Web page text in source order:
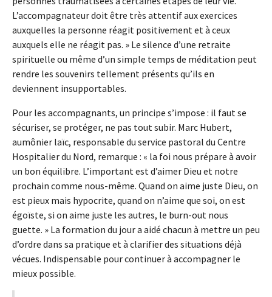
L’accompagnateur doit être très attentif aux exercices
auxquelles la personne réagit positivement et à ceux
auxquels elle ne réagit pas. » Le silence d’une retraite
spirituelle ou même d’un simple temps de méditation peut
rendre les souvenirs tellement présents qu’ils en
deviennent insupportables.
Pour les accompagnants, un principe s’impose : il faut se
sécuriser, se protéger, ne pas tout subir. Marc Hubert,
aumônier laïc, responsable du service pastoral du Centre
Hospitalier du Nord, remarque : « la foi nous prépare à avoir
un bon équilibre. L’important est d’aimer Dieu et notre
prochain comme nous-même. Quand on aime juste Dieu, on
est pieux mais hypocrite, quand on n’aime que soi, on est
égoïste, si on aime juste les autres, le burn-out nous
guette. » La formation du jour a aidé chacun à mettre un peu
d’ordre dans sa pratique et à clarifier des situations déjà
vécues. Indispensable pour continuer à accompagner le
mieux possible.